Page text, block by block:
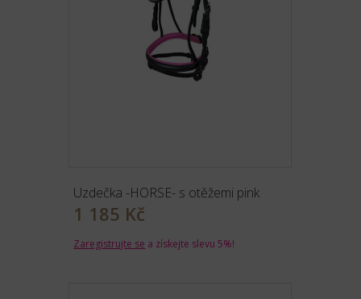
Uzdečka -HORSE- s otěžemi pink
1 185 Kč
Zaregistrujte se a získejte slevu 5%!